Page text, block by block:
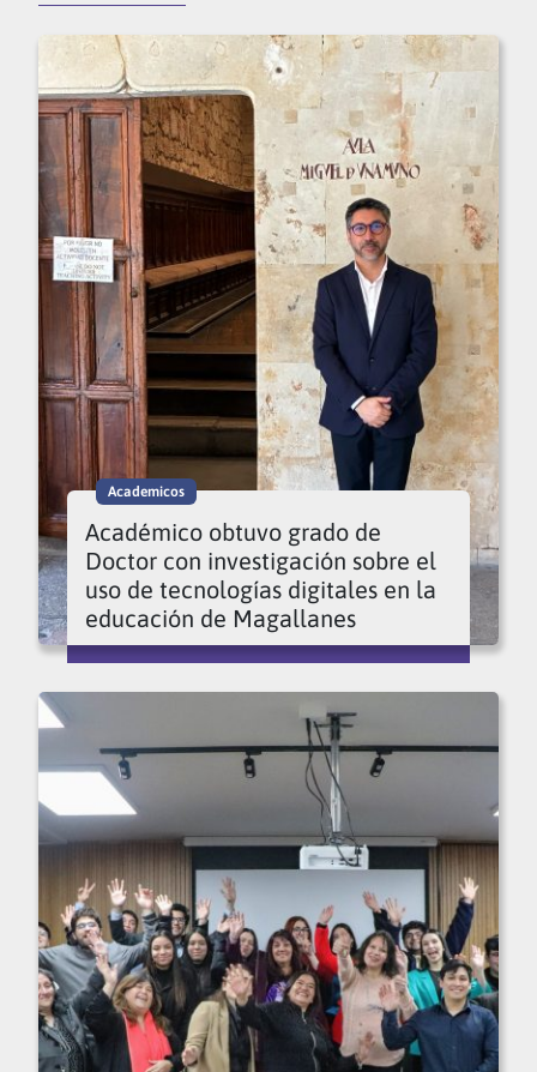
Academicos
Académico obtuvo grado de
Doctor con investigación sobre el
uso de tecnologías digitales en la
educación de Magallanes